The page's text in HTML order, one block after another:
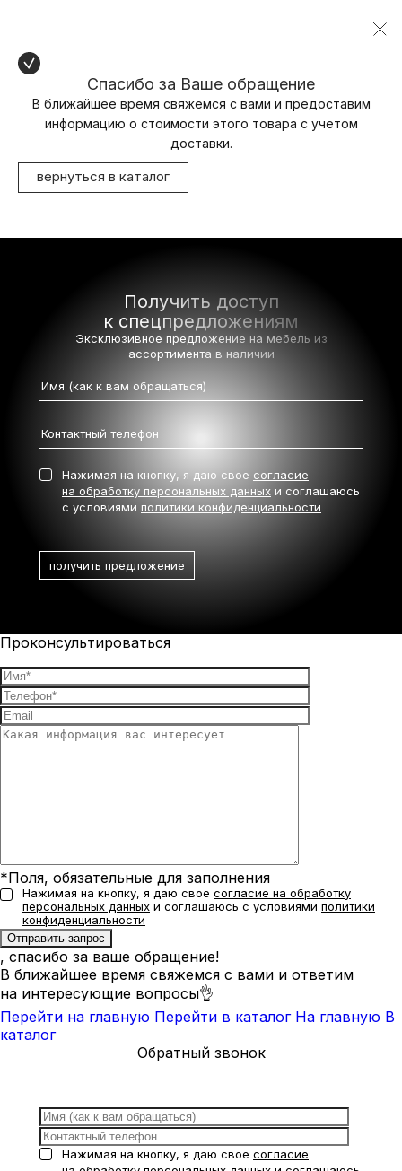
Спасибо за Ваше обращение
В ближайшее время свяжемся с вами и предоставим
информацию о стоимости этого товара с учетом
доставки.
вернуться в каталог
Получить доступ
к спецпредложениям
Эксклюзивное предложение на мебель из
ассортимента в наличии
Нажимая на кнопку, я даю свое согласие
на обработку персональных данных и соглашаюсь
с условиями политики конфиденциальности
Проконсультироваться
*Поля, обязательные для заполнения
Нажимая на кнопку, я даю свое согласие на обработку
персональных данных и соглашаюсь с условиями политики
конфиденциальности
, спасибо за ваше обращение!
В ближайшее время свяжемся с вами и ответим
на интересующие вопросы👌
Перейти на главную Перейти в каталог На главную В
каталог
Обратный звонок
Нажимая на кнопку, я даю свое согласие